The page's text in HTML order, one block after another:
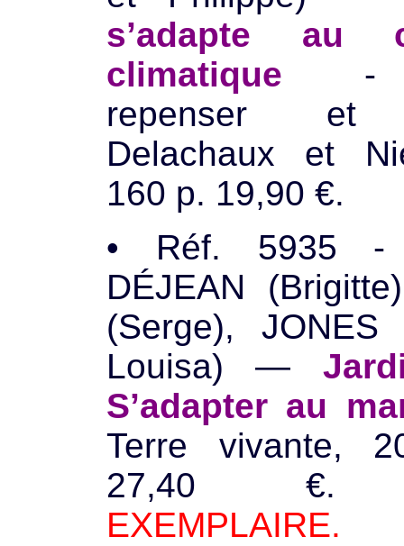
s’adapte au
climatique -
repenser et
Delachaux et
160 p. 19,90 €.
• Réf. 5935 -
DÉJEAN
(Serge),
Louisa) —
S’adapter au
Terre vivante,
27,40
EXEMPLAIRE.